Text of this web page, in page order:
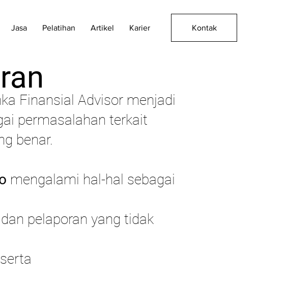
Jasa Pelatihan Artikel Karier Kontak
Finansial Advisor menjadi
permasalahan terkait
benar.
mengalami hal-hal sebagai
pelaporan yang tidak